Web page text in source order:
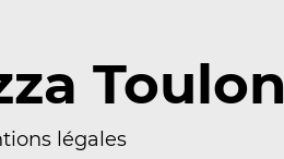
Toulon
légales